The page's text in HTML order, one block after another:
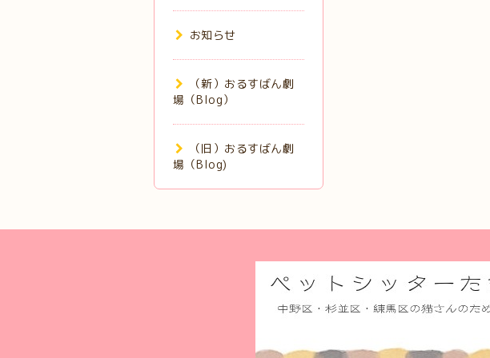
お知らせ
（新）おるすばん劇
場（Blog）
（旧）おるすばん劇
場（Blog)